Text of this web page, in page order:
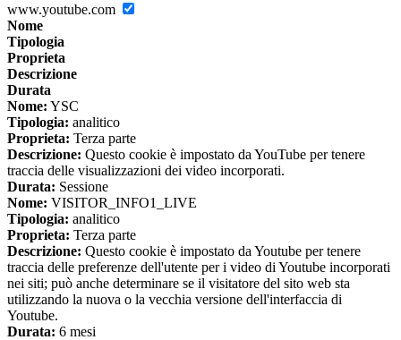
www.youtube.com
Nome
Tipologia
Proprieta
Descrizione
Durata
Nome: YSC
Tipologia: analitico
Proprieta: Terza parte
Descrizione: Questo cookie è impostato da YouTube per tenere
traccia delle visualizzazioni dei video incorporati.
Durata: Sessione
Nome: VISITOR_INFO1_LIVE
Tipologia: analitico
Proprieta: Terza parte
Descrizione: Questo cookie è impostato da Youtube per tenere
traccia delle preferenze dell'utente per i video di Youtube incorporati
nei siti; può anche determinare se il visitatore del sito web sta
utilizzando la nuova o la vecchia versione dell'interfaccia di
Youtube.
Durata: 6 mesi